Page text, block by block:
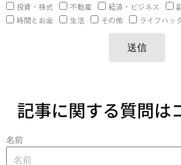
投資・株式
不動産 経済・ビジネス
時間とお金
生活 その他 ライフハッ
送信
記事に関する質問は
名前